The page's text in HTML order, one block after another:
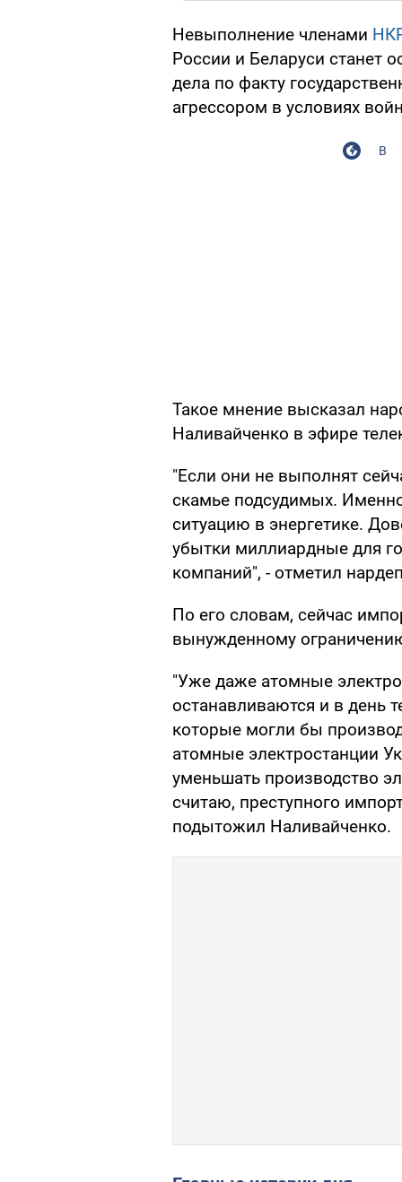
Невыполнение членами
России и Беларуси станет
дела по факту
агрессором в условиях
Такое мнение высказал
Наливайченко в эфире
"Если они не выполнят
скамье подсудимых.
ситуацию в энергетике.
убытки миллиардные для
компаний", - отметил
По его словам, сейчас
вынужденному
"Уже даже атомные
останавливаются и в день
которые могли бы
атомные электростанции
уменьшать производство
считаю, преступного
подытожил Наливайченко.